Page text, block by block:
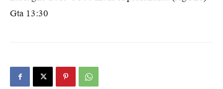
Gta 13:30